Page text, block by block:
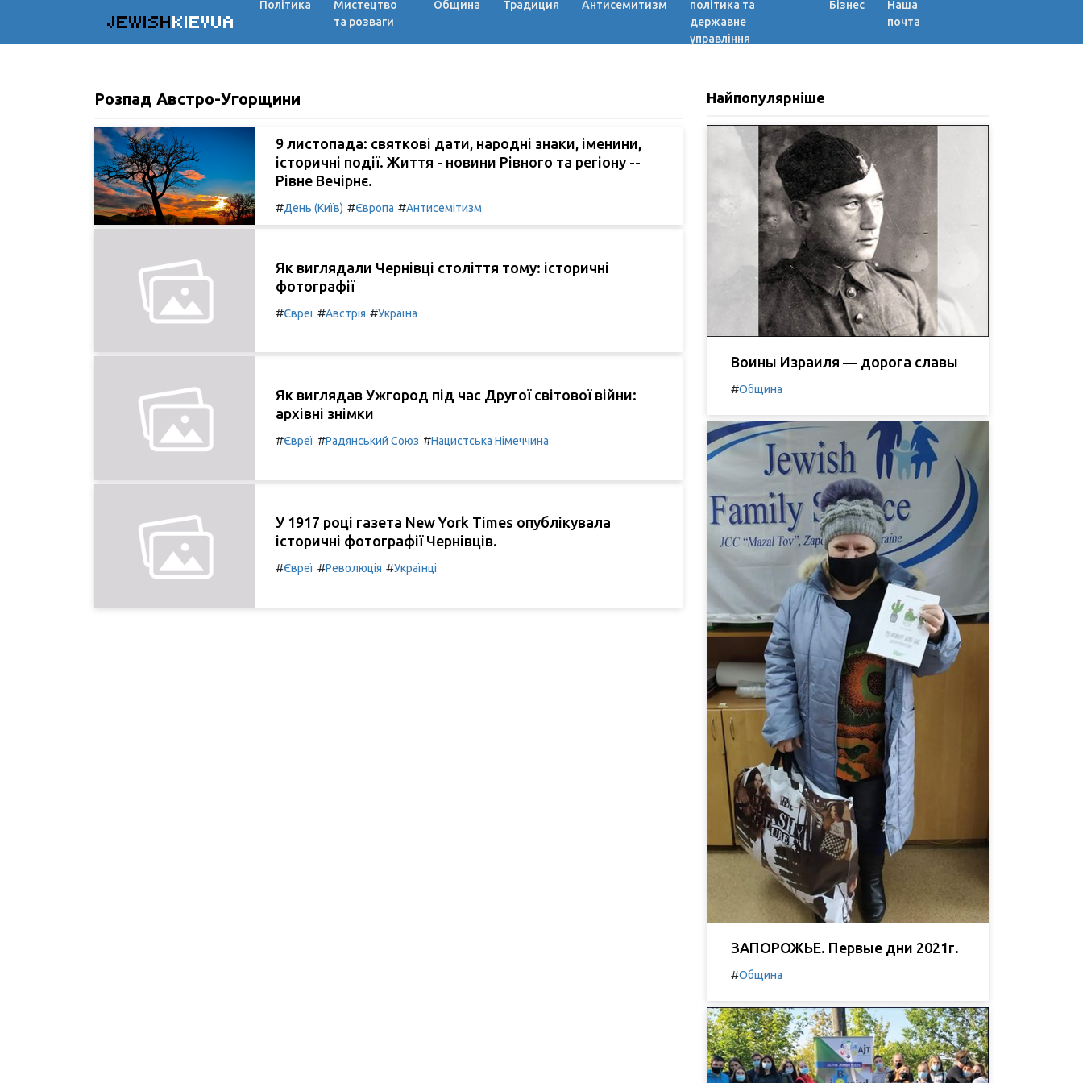
JEWISHKIEVUA
Політика
Мистецтво
та розваги
Община Традиция Антисемитизм
політика та
державне
управління
Бізнес
Наша
почта
Розпад Австро-Угорщини
9 листопада: святкові дати, народні знаки, іменини,
історичні події. Життя - новини Рівного та регіону --
Рівне Вечірнє.
#День (Київ) #Європа #Антисемітизм
Як виглядали Чернівці століття тому: історичні
фотографії
#Євреї #Австрія #Україна
Як виглядав Ужгород під час Другої світової війни:
архівні знімки
#Євреї #Радянський Союз #Нацистська Німеччина
У 1917 році газета New York Times опублікувала
історичні фотографії Чернівців.
#Євреї #Революція #Українці
Найпопулярніше
Воины Израиля — дорога славы
#Община
ЗАПОРОЖЬЕ. Первые дни 2021г.
#Община